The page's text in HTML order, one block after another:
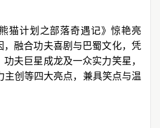
猫计划之部落奇遇记》惊艳亮
，融合功夫喜剧与巴蜀文化，凭
夫巨星成龙及一众实力笑星，
主创等四大亮点，兼具笑点与温